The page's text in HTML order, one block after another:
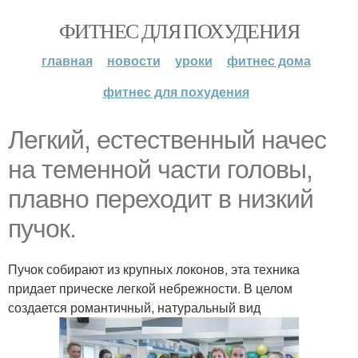
ФИТНЕС ДЛЯ ПОХУДЕНИЯ
главная новости уроки
фитнес дома
фитнес для похудения
Легкий, естественный начес
на теменной части головы,
плавно переходит в низкий
пучок.
Пучок собирают из крупных локонов, эта техника
придает прическе легкой небрежности. В целом
создается романтичный, натуральный вид